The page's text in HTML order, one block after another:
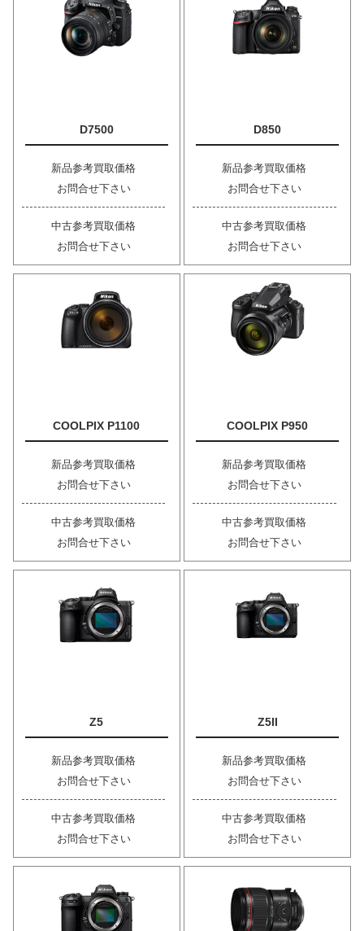
D7500
新品参考買取価格
お問合せ下さい
中古参考買取価格
お問合せ下さい
D850
新品参考買取価格
お問合せ下さい
中古参考買取価格
お問合せ下さい
COOLPIX P1100
新品参考買取価格
お問合せ下さい
中古参考買取価格
お問合せ下さい
COOLPIX P950
新品参考買取価格
お問合せ下さい
中古参考買取価格
お問合せ下さい
Z5
新品参考買取価格
お問合せ下さい
中古参考買取価格
お問合せ下さい
Z5II
新品参考買取価格
お問合せ下さい
中古参考買取価格
お問合せ下さい